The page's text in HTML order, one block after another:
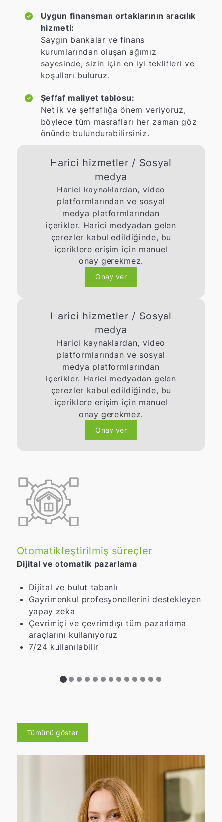
Uygun finansman ortaklarının aracılık
hizmeti:
Saygın bankalar ve finans
kurumlarından oluşan ağımız
sayesinde, sizin için en iyi teklifleri ve
koşulları buluruz.
Şeffaf maliyet tablosu:
Netlik ve şeffaflığa önem veriyoruz,
böylece tüm masrafları her zaman göz
önünde bulundurabilirsiniz.
Harici hizmetler / Sosyal
medya
Harici kaynaklardan, video
platformlarından ve sosyal
medya platformlarından
içerikler. Harici medyadan gelen
çerezler kabul edildiğinde, bu
içeriklere erişim için manuel
onay gerekmez.
Onay ver
Harici hizmetler / Sosyal
medya
Harici kaynaklardan, video
platformlarından ve sosyal
medya platformlarından
içerikler. Harici medyadan gelen
çerezler kabul edildiğinde, bu
içeriklere erişim için manuel
onay gerekmez.
Onay ver
Otomatikleştirilmiş süreçler
Dijital ve otomatik pazarlama
Dijital ve bulut tabanlı
Gayrimenkul profesyonellerini destekleyen
yapay zeka
Çevrimiçi ve çevrimdışı tüm pazarlama
araçlarını kullanıyoruz
7/24 kullanılabilir
Tümünü göster